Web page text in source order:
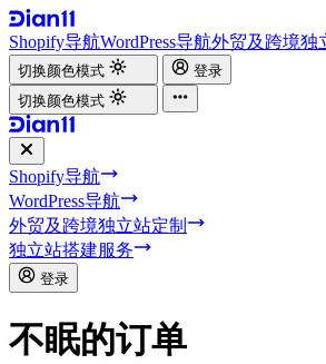
Shopify导航WordPress导航外贸及跨境独
切换颜色模式
登录
切换颜色模式
Shopify导航
WordPress导航
外贸及跨境独立站定制
独立站搭建服务
登录
不眠的订单